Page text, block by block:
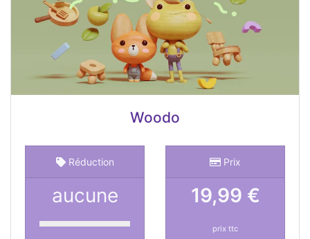
Woodo
Réduction
aucune
Prix
19,99 €
prix ttc